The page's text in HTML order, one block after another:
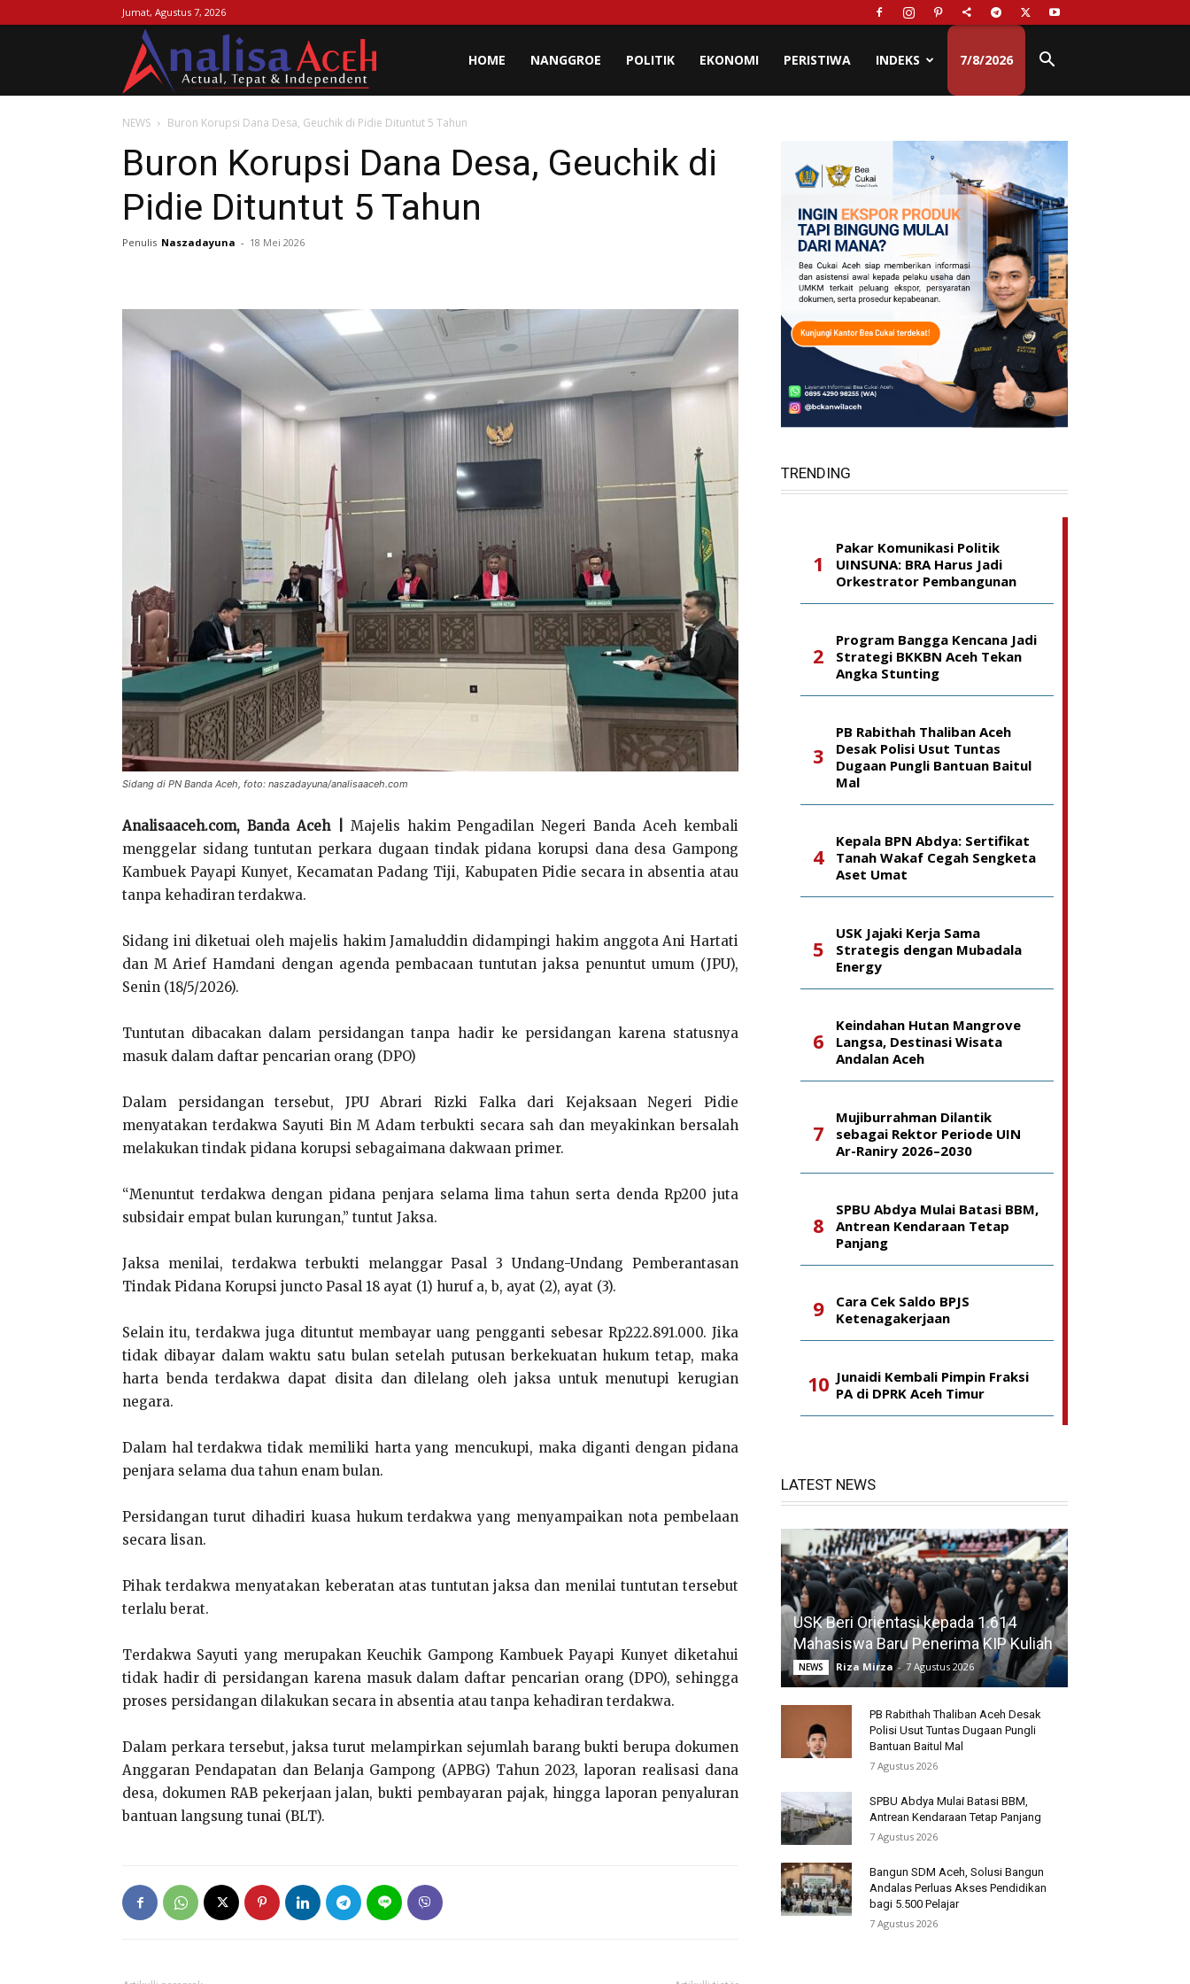
Jumat, Agustus 7, 2026
Aceh
HOME NANGGROE POLITIK EKONOMI PERISTIWA INDEKS 7/8/2026
NEWS Buron Korupsi Dana Desa, Geuchik di Pidie Dituntut 5 Tahun
Buron Korupsi Dana Desa, Geuchik di
Pidie Dituntut 5 Tahun
Penulis Naszadayuna - 18 Mei 2026
Sidang di PN Banda Aceh, foto: naszadayuna/analisaaceh.com
Analisaaceh.com, Banda Aceh |
Majelis hakim Pengadilan Negeri Banda Aceh kembali
menggelar sidang tuntutan perkara dugaan tindak pidana korupsi dana desa Gampong
Kambuek Payapi Kunyet, Kecamatan Padang Tiji, Kabupaten Pidie secara in absentia atau
tanpa kehadiran terdakwa.
Sidang ini diketuai oleh majelis hakim Jamaluddin didampingi hakim anggota Ani Hartati
dan M Arief Hamdani dengan agenda pembacaan tuntutan jaksa penuntut umum (JPU),
Senin (18/5/2026).
Tuntutan dibacakan dalam persidangan tanpa hadir ke persidangan karena statusnya
masuk dalam daftar pencarian orang (DPO)
Dalam persidangan tersebut, JPU Abrari Rizki Falka dari Kejaksaan Negeri Pidie
menyatakan terdakwa Sayuti Bin M Adam terbukti secara sah dan meyakinkan bersalah
melakukan tindak pidana korupsi sebagaimana dakwaan primer.
“Menuntut terdakwa dengan pidana penjara selama lima tahun serta denda Rp200 juta
subsidair empat bulan kurungan,” tuntut Jaksa.
Jaksa menilai, terdakwa terbukti melanggar Pasal 3 Undang-Undang Pemberantasan
Tindak Pidana Korupsi juncto Pasal 18 ayat (1) huruf a, b, ayat (2), ayat (3).
Selain itu, terdakwa juga dituntut membayar uang pengganti sebesar Rp222.891.000. Jika
tidak dibayar dalam waktu satu bulan setelah putusan berkekuatan hukum tetap, maka
harta benda terdakwa dapat disita dan dilelang oleh jaksa untuk menutupi kerugian
negara.
Dalam hal terdakwa tidak memiliki harta yang mencukupi, maka diganti dengan pidana
penjara selama dua tahun enam bulan.
Persidangan turut dihadiri kuasa hukum terdakwa yang menyampaikan nota pembelaan
secara lisan.
Pihak terdakwa menyatakan keberatan atas tuntutan jaksa dan menilai tuntutan tersebut
terlalu berat.
Terdakwa Sayuti yang merupakan Keuchik Gampong Kambuek Payapi Kunyet diketahui
tidak hadir di persidangan karena masuk dalam daftar pencarian orang (DPO), sehingga
proses persidangan dilakukan secara in absentia atau tanpa kehadiran terdakwa.
Dalam perkara tersebut, jaksa turut melampirkan sejumlah barang bukti berupa dokumen
Anggaran Pendapatan dan Belanja Gampong (APBG) Tahun 2023, laporan realisasi dana
desa, dokumen RAB pekerjaan jalan, bukti pembayaran pajak, hingga laporan penyaluran
bantuan langsung tunai (BLT).
TRENDING
Pakar Komunikasi Politik
UINSUNA: BRA Harus Jadi
Orkestrator Pembangunan
Program Bangga Kencana Jadi
Strategi BKKBN Aceh Tekan
Angka Stunting
PB Rabithah Thaliban Aceh
Desak Polisi Usut Tuntas
Dugaan Pungli Bantuan Baitul
Mal
Kepala BPN Abdya: Sertifikat
Tanah Wakaf Cegah Sengketa
Aset Umat
USK Jajaki Kerja Sama
Strategis dengan Mubadala
Energy
Keindahan Hutan Mangrove
Langsa, Destinasi Wisata
Andalan Aceh
Mujiburrahman Dilantik
sebagai Rektor Periode UIN
Ar-Raniry 2026–2030
SPBU Abdya Mulai Batasi BBM,
Antrean Kendaraan Tetap
Panjang
Cara Cek Saldo BPJS
Ketenagakerjaan
Junaidi Kembali Pimpin Fraksi
PA di DPRK Aceh Timur
LATEST NEWS
USK Beri Orientasi kepada 1.614
Mahasiswa Baru Penerima KIP Kuliah
NEWS Riza Mirza - 7 Agustus 2026
PB Rabithah Thaliban Aceh Desak
Polisi Usut Tuntas Dugaan Pungli
Bantuan Baitul Mal
7 Agustus 2026
SPBU Abdya Mulai Batasi BBM,
Antrean Kendaraan Tetap Panjang
7 Agustus 2026
Bangun SDM Aceh, Solusi Bangun
Andalas Perluas Akses Pendidikan
bagi 5.500 Pelajar
7 Agustus 2026